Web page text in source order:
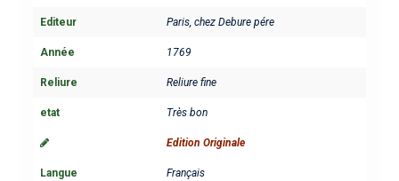
Editeur Paris, chez Debure pére
Année 1769
Reliure Reliure fine
etat Très bon
Edition Originale
Langue Français